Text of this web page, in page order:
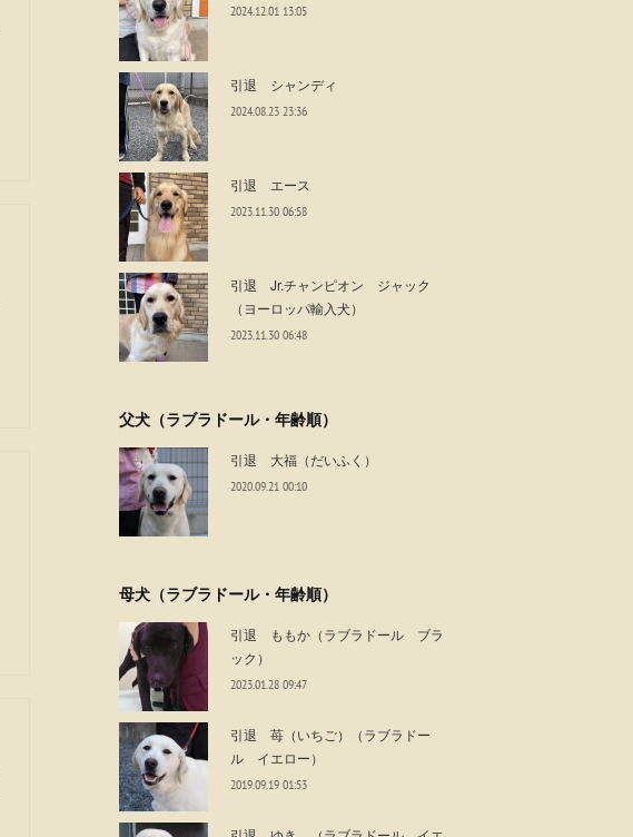
2024.12.01 13:05
引退 シャンディ
2024.08.23 23:36
引退 エース
2023.11.30 06:58
引退 Jr.チャンピオン ジャック
（ヨーロッパ輸入犬）
2023.11.30 06:48
父犬（ラブラドール・年齢順）
引退 大福（だいふく）
2020.09.21 00:10
母犬（ラブラドール・年齢順）
引退 ももか（ラブラドール ブラ
ック）
2023.01.28 09:47
引退 苺（いちご）（ラブラドー
ル イエロー）
2019.09.19 01:53